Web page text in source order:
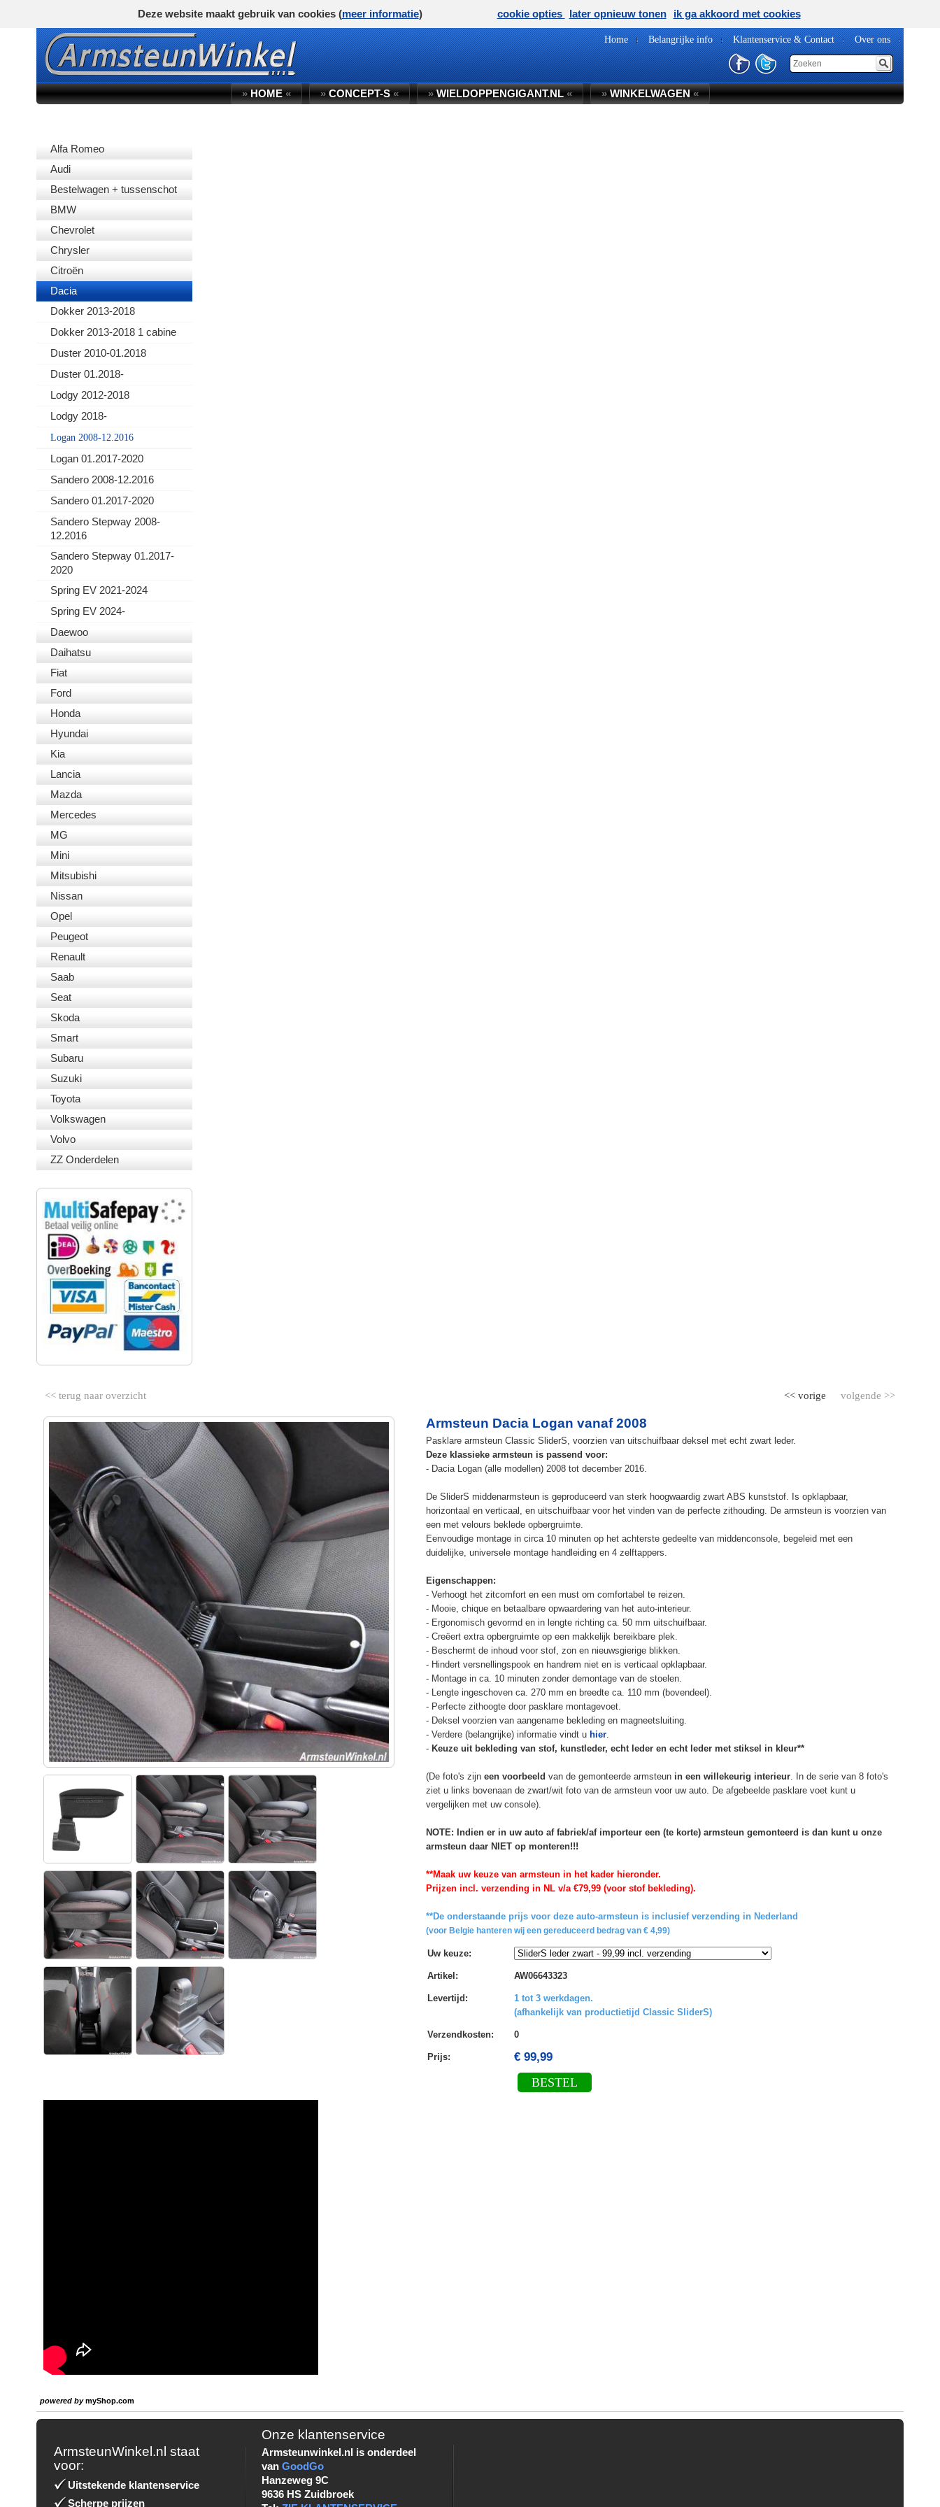
Home Belangrijke info Klantenservice & Contact Over ons
»HOME« »CONCEPT-S« »WIELDOPPENGIGANT.NL« »WINKELWAGEN«
Alfa Romeo
Audi
Bestelwagen + tussenschot
BMW
Chevrolet
Chrysler
Citroën
Dacia
Dokker 2013-2018
Dokker 2013-2018 1 cabine
Duster 2010-01.2018
Duster 01.2018-
Lodgy 2012-2018
Lodgy 2018-
Logan 2008-12.2016
Logan 01.2017-2020
Sandero 2008-12.2016
Sandero 01.2017-2020
Sandero Stepway 2008-
12.2016
Sandero Stepway 01.2017-
2020
Spring EV 2021-2024
Spring EV 2024-
Daewoo
Daihatsu
Fiat
Ford
Honda
Hyundai
Kia
Lancia
Mazda
Mercedes
MG
Mini
Mitsubishi
Nissan
Opel
Peugeot
Renault
Saab
Seat
Skoda
Smart
Subaru
Suzuki
Toyota
Volkswagen
Volvo
ZZ Onderdelen
<< terug naar overzicht volgende >>
<< vorige
Armsteun Dacia Logan vanaf 2008
Pasklare armsteun Classic SliderS, voorzien van uitschuifbaar deksel met echt zwart leder.
Deze klassieke armsteun is passend voor:
- Dacia Logan (alle modellen) 2008 tot december 2016.
De SliderS middenarmsteun is geproduceerd van sterk hoogwaardig zwart ABS kunststof. Is opklapbaar,
horizontaal en verticaal, en uitschuifbaar voor het vinden van de perfecte zithouding. De armsteun is voorzien van
een met velours beklede opbergruimte.
Eenvoudige montage in circa 10 minuten op het achterste gedeelte van middenconsole, begeleid met een
duidelijke, universele montage handleiding en 4 zelftappers.
Eigenschappen:
- Verhoogt het zitcomfort en een must om comfortabel te reizen.
- Mooie, chique en betaalbare opwaardering van het auto-interieur.
- Ergonomisch gevormd en in lengte richting ca. 50 mm uitschuifbaar.
- Creëert extra opbergruimte op een makkelijk bereikbare plek.
- Beschermt de inhoud voor stof, zon en nieuwsgierige blikken.
- Hindert versnellingspook en handrem niet en is verticaal opklapbaar.
- Montage in ca. 10 minuten zonder demontage van de stoelen.
- Lengte ingeschoven ca. 270 mm en breedte ca. 110 mm (bovendeel).
- Perfecte zithoogte door pasklare montagevoet.
- Deksel voorzien van aangename bekleding en magneetsluiting.
- Verdere (belangrijke) informatie vindt u hier.
- Keuze uit bekleding van stof, kunstleder, echt leder en echt leder met stiksel in kleur**
(De foto's zijn een voorbeeld van de gemonteerde armsteun in een willekeurig interieur. In de serie van 8 foto's
ziet u links bovenaan de zwart/wit foto van de armsteun voor uw auto. De afgebeelde pasklare voet kunt u
vergelijken met uw console).
NOTE: Indien er in uw auto af fabriek/af importeur een (te korte) armsteun gemonteerd is dan kunt u onze
armsteun daar NIET op monteren!!!
**Maak uw keuze van armsteun in het kader hieronder.
Prijzen incl. verzending in NL v/a €79,99 (voor stof bekleding).
**De onderstaande prijs voor deze auto-armsteun is inclusief verzending in Nederland
(voor Belgie hanteren wij een gereduceerd bedrag van € 4,99)
Uw keuze:
Artikel : AW06643323
Levertijd :
1 tot 3 werkdagen.
(afhankelijk van productietijd Classic SliderS)
Verzendkosten: 0
Prijs: € 99,99
BESTEL
powered bymyShop.com
ArmsteunWinkel.nl staat
voor:
Uitstekende klantenservice
Scherpe prijzen
Onze klantenservice
Armsteunwinkel.nl is onderdeel
vanGoodGo
Hanzeweg 9C
9636 HS Zuidbroek
Deze website maakt gebruik van cookies (meer informatie) cookie opties later opnieuw tonen ik ga akkoord met cookies